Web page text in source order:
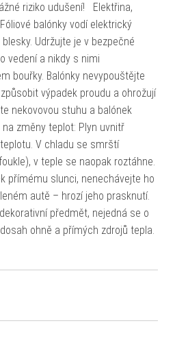
riziko udušení! Elektřina,
balónky vodí elektrický
Udržujte je v bezpečné
vedení a nikdy s nimi
bouřky. Balónky nevypouštějte
výpadek proudu a ohrožují
nekovovou stuhu a balónek
změny teplot: Plyn uvnitř
V chladu se smrští
v teple se naopak roztáhne.
přímému slunci, nenechávejte ho
autě – hrozí jeho prasknutí.
předmět, nejedná se o
ohně a přímých zdrojů tepla.